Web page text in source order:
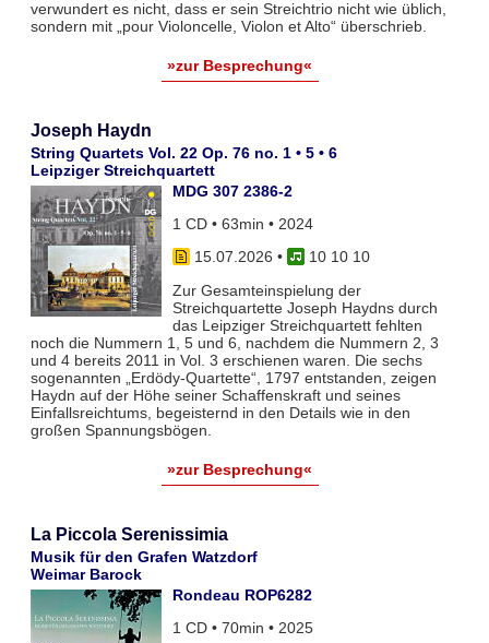
verwundert es nicht, dass er sein Streichtrio nicht wie üblich,
sondern mit „pour Violoncelle, Violon et Alto“ überschrieb.
»zur Besprechung«
Joseph Haydn
String Quartets Vol. 22 Op. 76 no. 1 • 5 • 6
Leipziger Streichquartett
MDG 307 2386-2
1 CD • 63min • 2024
15.07.2026 •
10 10 10
Zur Gesamteinspielung der
Streichquartette Joseph Haydns durch
das Leipziger Streichquartett fehlten
noch die Nummern 1, 5 und 6, nachdem die Nummern 2, 3
und 4 bereits 2011 in Vol. 3 erschienen waren. Die sechs
sogenannten „Erdödy-Quartette“, 1797 entstanden, zeigen
Haydn auf der Höhe seiner Schaffenskraft und seines
Einfallsreichtums, begeisternd in den Details wie in den
großen Spannungsbögen.
»zur Besprechung«
La Piccola Serenissimia
Musik für den Grafen Watzdorf
Weimar Barock
Rondeau ROP6282
1 CD • 70min • 2025